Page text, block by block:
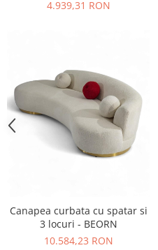
Blaturi din PAL
Blaturi din MDF
Blaturi din metal
Blaturi din Topalit
Blaturi din lemn masiv
Scaune profesionale
Scaun laborator
4.939,31 RON
Canapea curbata cu spatar si
3 locuri - BEORN
10.584,23 RON